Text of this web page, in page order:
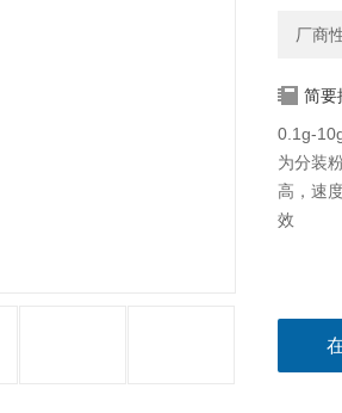
厂商
简要
0.1g-
为分装
高，速
效